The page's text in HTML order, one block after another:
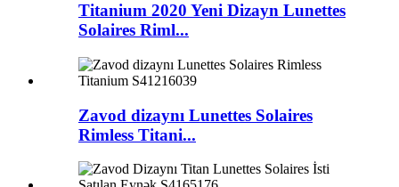
Titanium 2020 Yeni Dizayn Lunettes
Solaires Riml...
Zavod dizaynı Lunettes Solaires
Rimless Titani...